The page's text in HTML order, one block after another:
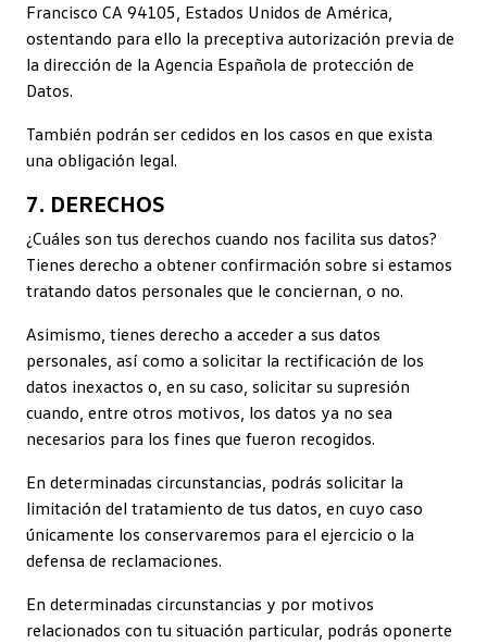
Francisco CA 94105, Estados Unidos de América,
ostentando para ello la preceptiva autorización previa de
la dirección de la Agencia Española de protección de
Datos.
También podrán ser cedidos en los casos en que exista
una obligación legal.
7. DERECHOS
¿Cuáles son tus derechos cuando nos facilita sus datos?
Tienes derecho a obtener confirmación sobre si estamos
tratando datos personales que le conciernan, o no.
Asimismo, tienes derecho a acceder a sus datos
personales, así como a solicitar la rectificación de los
datos inexactos o, en su caso, solicitar su supresión
cuando, entre otros motivos, los datos ya no sea
necesarios para los fines que fueron recogidos.
En determinadas circunstancias, podrás solicitar la
limitación del tratamiento de tus datos, en cuyo caso
únicamente los conservaremos para el ejercicio o la
defensa de reclamaciones.
En determinadas circunstancias y por motivos
relacionados con tu situación particular, podrás oponerte